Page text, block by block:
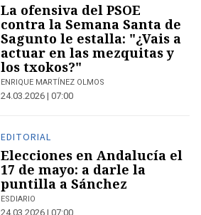
La ofensiva del PSOE
contra la Semana Santa de
Sagunto le estalla: "¿Vais a
actuar en las mezquitas y
los txokos?"
ENRIQUE MARTÍNEZ OLMOS
24.03.2026 | 07:00
EDITORIAL
Elecciones en Andalucía el
17 de mayo: a darle la
puntilla a Sánchez
ESDIARIO
24.03.2026 | 07:00